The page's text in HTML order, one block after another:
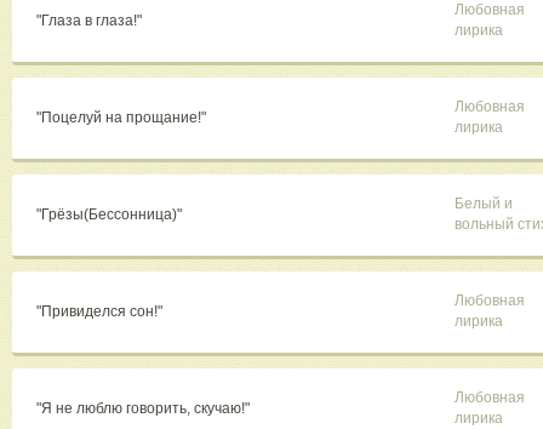
"Глаза в глаза!"
Любовная
лирика
"Поцелуй на прощание!"
Любовная
лирика
"Грёзы(Бессонница)"
Белый и
вольный
"Привиделся сон!"
Любовная
лирика
"Я не люблю говорить, скучаю!"
Любовная
лирика